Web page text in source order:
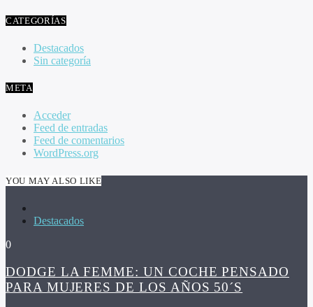
CATEGORÍAS
Destacados
Sin categoría
META
Acceder
Feed de entradas
Feed de comentarios
WordPress.org
YOU MAY ALSO LIKE
Destacados
0
DODGE LA FEMME: UN COCHE PENSADO
PARA MUJERES DE LOS AÑOS 50´S